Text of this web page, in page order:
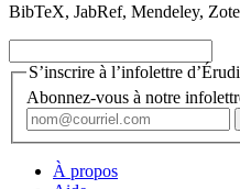
BibTeX, JabRef, Mendeley,
S’inscrire à l’infolettre
Abonnez-vous à notre
À propos